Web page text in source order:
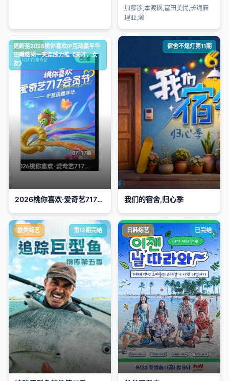
加藤涉,本渡枫,富田美忧,长绳麻
理亚,濑
大陆综艺
更新至2026桃你喜欢IP互动嘉年华
田曦薇胡一天连线力推《天才，女
友》
2026桃你喜欢·爱奇艺717会员节——IP互动嘉年华
宿舍不熄灯第11期
我们的宿舍,归心季
欧美综艺 第12期完结 日韩综艺 已完结